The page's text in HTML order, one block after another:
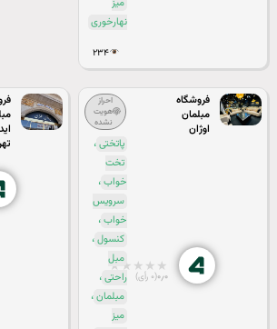
نهارخوری
۲۳۴
فروشگاه
مبلمان
ایده آل
فروشگاه
مبلمان
اوژان
★★ ★ ★★
۰٫۰(۰ رأی)
احراز
هویت
نشده
پاتختی،
،
سرویس
،
کنسول،
مبل
راحتی
،
مبلمان،